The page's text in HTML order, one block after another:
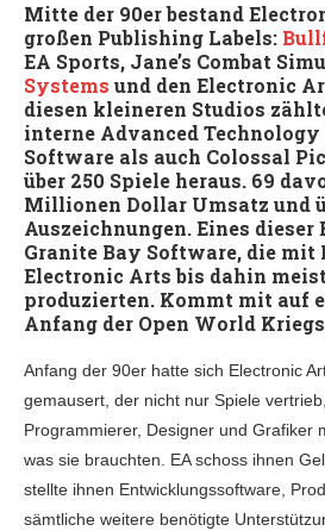
Mitte der 90er bestand
großen Publishing Labels:
EA Sports, Jane’s Combat
Systems und den Electronic
diesen kleineren Studios
interne Advanced Technology
Software als auch Colossal
über 250 Spiele heraus. 69
Millionen Dollar Umsatz und
Auszeichnungen. Eines dieser
Granite Bay Software, die mit
Electronic Arts bis dahin
produzierten. Kommt mit auf
Anfang der Open World
Anfang der 90er hatte sich Electronic
gemausert, der nicht nur Spiele
Programmierer, Designer und Grafiker
was sie brauchten. EA schoss ihnen
stellte ihnen Entwicklungssoftware,
sämtliche weitere benötigte